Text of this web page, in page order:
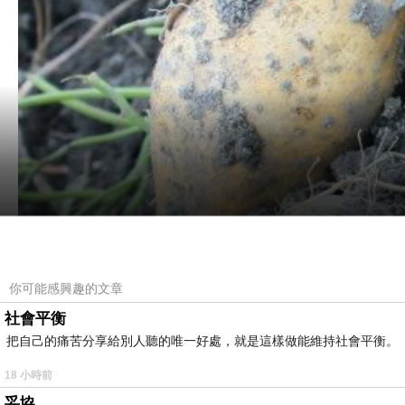
你可能感興趣的文章
社會平衡
把自己的痛苦分享給別人聽的唯一好處，就是這樣做能維持社會平衡。
18 小時前